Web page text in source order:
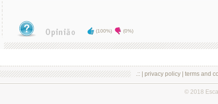
(100%) (0%)
.:: | privacy policy terms and
© 2018